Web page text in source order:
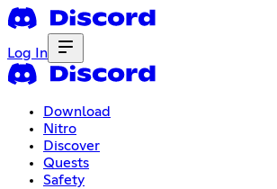
Log In
Download
Nitro
Discover
Quests
Safety